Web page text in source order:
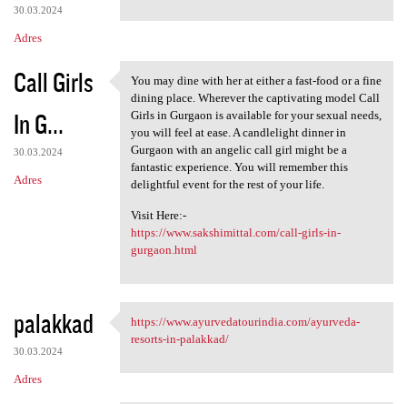
30.03.2024
Adres
Call Girls
In G...
30.03.2024
Adres
You may dine with her at
You may dine with her at either a fast-food or a fine
dining place. Wherever the captivating model Call
Girls in Gurgaon is available for your sexual needs,
you will feel at ease. A candlelight dinner in
Gurgaon with an angelic call girl might be a
fantastic experience. You will remember this
delightful event for the rest of your life.
Visit Here:-
https://www.sakshimittal.com/call-girls-in-
gurgaon.html
palakkad
30.03.2024
Adres
https://www.ayurvedatourindia
https://www.ayurvedatourindia.com/ayurveda-
resorts-in-palakkad/